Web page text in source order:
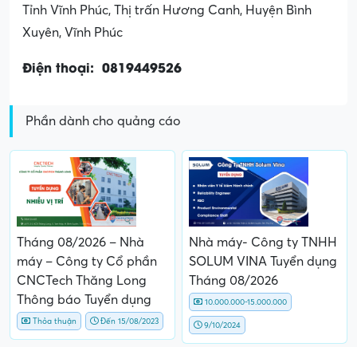
Tỉnh Vĩnh Phúc, Thị trấn Hương Canh, Huyện Bình
Xuyên, Vĩnh Phúc
Điện thoại: 0819449526
Phần dành cho quảng cáo
Tháng 08/2026 – Nhà
máy – Công ty Cổ phần
CNCTech Thăng Long
Thông báo Tuyển dụng
Thỏa thuận Đến 15/08/2023
Nhà máy- Công ty TNHH
SOLUM VINA Tuyển dụng
Tháng 08/2026
10.000.000-15.000.000
9/10/2024